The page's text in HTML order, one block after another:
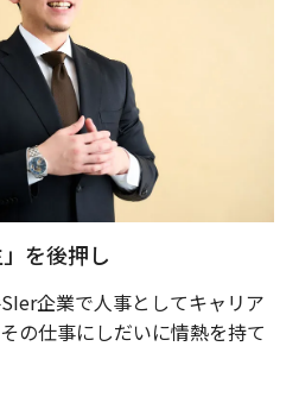
を後押し
企業で人事としてキャリア
の仕事にしだいに情熱を持て